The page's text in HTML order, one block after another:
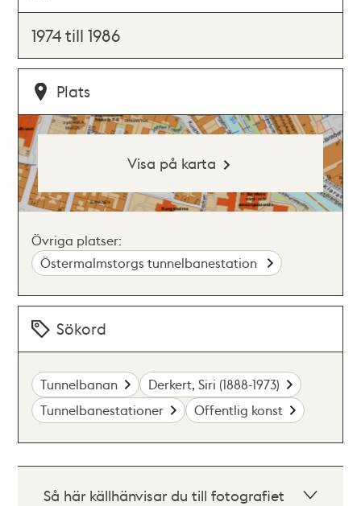
1974 till 1986
Plats
Visa på karta
Övriga platser:
Östermalmstorgs tunnelbanestation
Sökord
Tunnelbanan
Derkert, Siri (1888-1973)
Tunnelbanestationer
Offentlig konst
Så här källhänvisar du till fotografiet